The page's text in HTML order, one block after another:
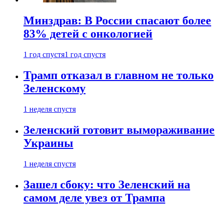
Минздрав: В России спасают более
83% детей с онкологией
1 год спустя1 год спустя
Трамп отказал в главном не только
Зеленскому
1 неделя спустя
Зеленский готовит вымораживание
Украины
1 неделя спустя
Зашел сбоку: что Зеленский на
самом деле увез от Трампа